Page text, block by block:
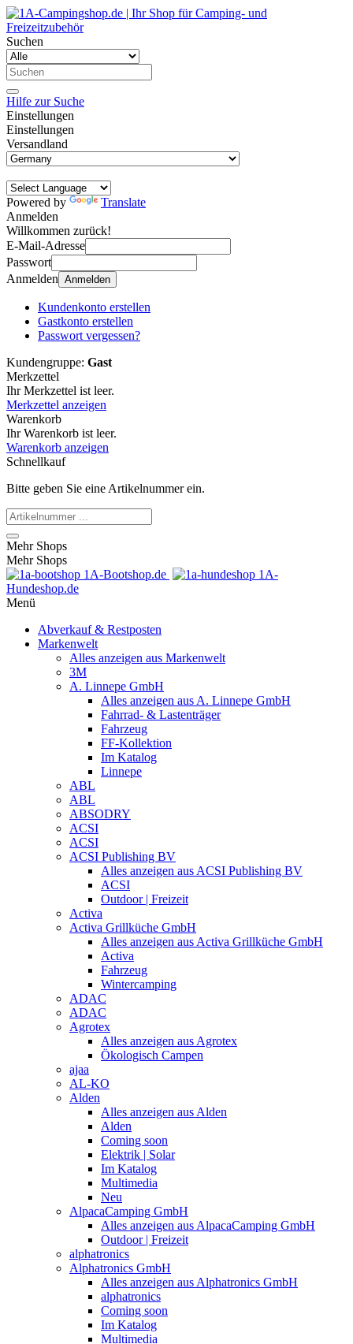
Suchen
Hilfe zur Suche
Einstellungen
Einstellungen
Versandland
Powered by
Translate
Anmelden
Willkommen zurück!
E-Mail-Adresse
Passwort
Anmelden Anmelden
Kundenkonto erstellen
Gastkonto erstellen
Passwort vergessen?
Kundengruppe: Gast
Merkzettel
Ihr Merkzettel ist leer.
Merkzettel anzeigen
Warenkorb
Ihr Warenkorb ist leer.
Warenkorb anzeigen
Schnellkauf
Bitte geben Sie eine Artikelnummer ein.
Mehr Shops
Mehr Shops
1A-Bootshop.de
1A-
Hundeshop.de
Menü
Abverkauf & Restposten
Markenwelt
Alles anzeigen aus Markenwelt
3M
A. Linnepe GmbH
Alles anzeigen aus A. Linnepe GmbH
Fahrrad- & Lastenträger
Fahrzeug
FF-Kollektion
Im Katalog
Linnepe
ABL
ABL
ABSODRY
ACSI
ACSI
ACSI Publishing BV
Alles anzeigen aus ACSI Publishing BV
ACSI
Outdoor | Freizeit
Activa
Activa Grillküche GmbH
Alles anzeigen aus Activa Grillküche GmbH
Activa
Fahrzeug
Wintercamping
ADAC
ADAC
Agrotex
Alles anzeigen aus Agrotex
Ökologisch Campen
ajaa
AL-KO
Alden
Alles anzeigen aus Alden
Alden
Coming soon
Elektrik | Solar
Im Katalog
Multimedia
Neu
AlpacaCamping GmbH
Alles anzeigen aus AlpacaCamping GmbH
Outdoor | Freizeit
alphatronics
Alphatronics GmbH
Alles anzeigen aus Alphatronics GmbH
alphatronics
Coming soon
Im Katalog
Multimedia